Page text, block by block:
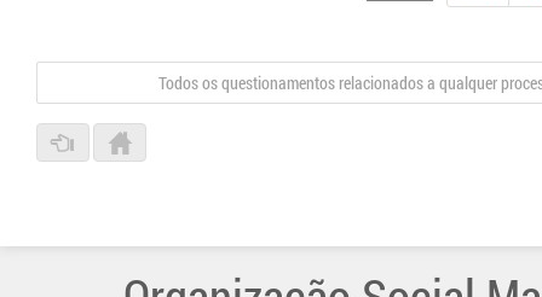
Todos os questionamentos relacionados a qualquer